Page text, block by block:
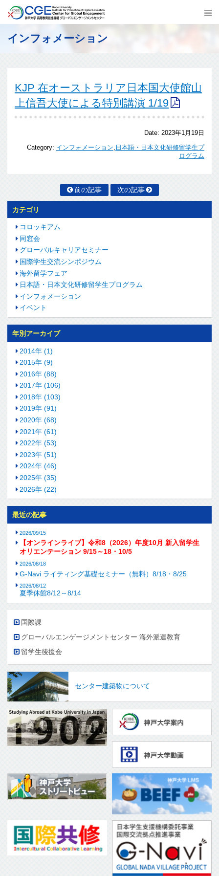
インフォメーション
KJP 在オーストラリア日本国大使館山
上信吾大使による特別講演 1/19
Date: 2023年1月19日
Category: インフォメーション, 日本語・日本文化研修留学生プ
ログラム
前の記事 次の記事
カテゴリ
コロッキアム
同窓会
グローバルキャリアセミナー
国際学生交流シンポジウム
海外留学フェア
日本語・日本文化研修留学生プログラム
インフォメーション
イベント
年別アーカイブ
2014年 (1)
2015年 (9)
2016年 (88)
2017年 (106)
2018年 (103)
2019年 (91)
2020年 (68)
2021年 (61)
2022年 (53)
2023年 (51)
2024年 (46)
2025年 (35)
2026年 (22)
最近の記事
2026/09/15
【オンラインライブ】令和8（2026）年度10月 新入留学生
オリエンテーション 9/15～18・10/5
2026/08/18
G-Navi ライティング基礎セミナー（無料）8/18・8/25
2026/08/12
夏季休館8/12～8/14
国際課
グローバルエンゲージメントセンター 海外派遣教育
留学生後援会
センター建築物について